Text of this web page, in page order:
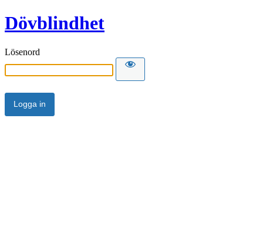
Dövblindhet
Lösenord